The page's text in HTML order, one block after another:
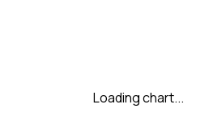
Loading chart...